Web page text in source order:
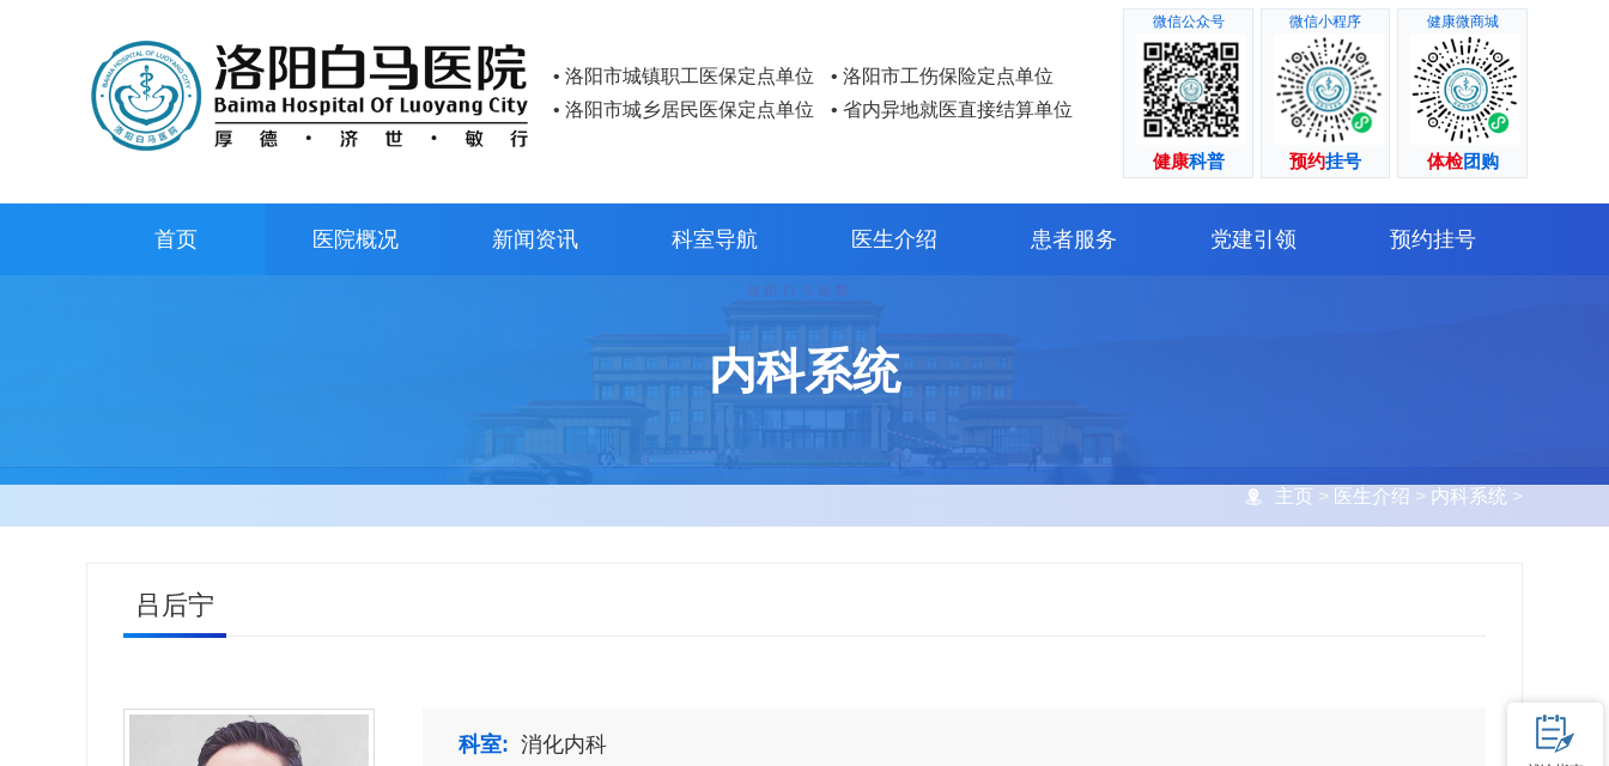
• 洛阳市城镇职工医保定点单位
• 洛阳市工伤保险定点单位
• 洛阳市城乡居民医保定点单位
• 省内异地就医直接结算单位
微信公众号
健康科普
微信小程序
预约挂号
健康微商城
体检团购
首页 医院概况 新闻资讯 科室导航 医生介绍 患者服务 党建引领 预约挂号
内科系统
主页 > 医生介绍 > 内科系统 >
吕后宁
科室: 消化内科